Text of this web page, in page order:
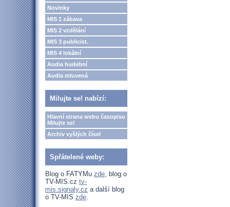
Novinky
MIS 1 zábava
MIS 2 vzdělání
MIS 3 publicist.
MIS 4 lokální
Audia hudební
Audia mluvená
Milujte se! nabízí:
Hlavní strana webu časopisu
Milujte se!
Archiv vyšlých čísel
Spřátelené weby:
Blog o FATYMu zde, blog o
TV-MIS.cz tv-
mis.signaly.cz a další blog
o TV-MIS zde.